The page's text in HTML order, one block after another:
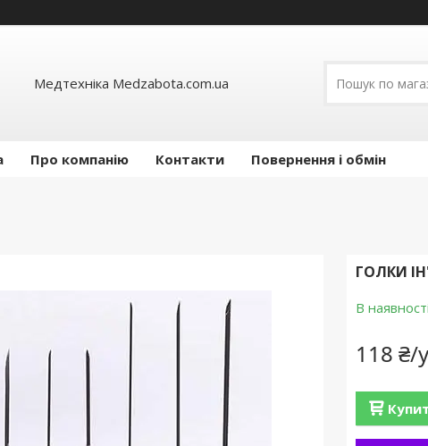
Медтехніка Medzabota.com.ua
Про компанію Контакти Повернення і обмін
ГОЛКИ
В наявності
118 ₴/